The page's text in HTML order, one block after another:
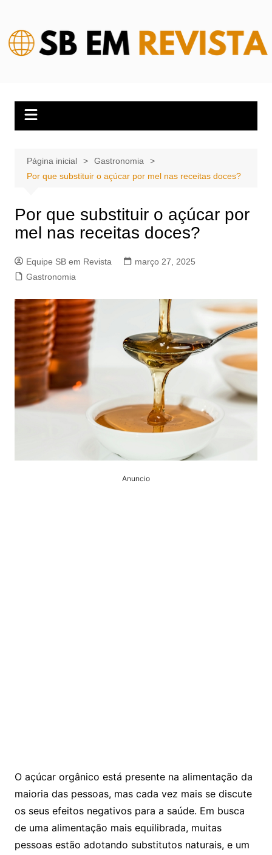
conteúdo
Página inicial
Gastronomia
Por que substituir o açúcar por mel nas receitas doces?
Por que substituir o açúcar por
mel nas receitas doces?
Equipe SB em Revista
março 27, 2025
Gastronomia
Anuncio
O açúcar orgânico está presente na alimentação da
maioria das pessoas, mas cada vez mais se discute
os seus efeitos negativos para a saúde. Em busca
de uma alimentação mais equilibrada, muitas
pessoas estão adotando substitutos naturais, e um